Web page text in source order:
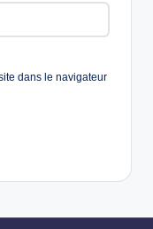
dans le navigateur